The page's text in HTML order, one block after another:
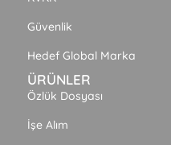
Güvenlik
Hedef Global Marka
ÜRÜNLER
Özlük Dosyası
İşe Alım